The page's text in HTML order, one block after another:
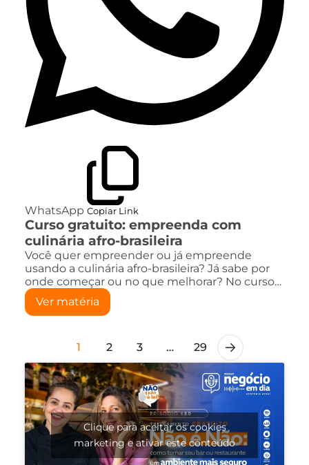
WhatsApp Copiar Link
Curso gratuito: empreenda com
culinária afro-brasileira
Você quer empreender ou já empreende
usando a culinária afro-brasileira? Já sabe por
onde começar ou no que melhorar? No curso…
Ver matéria
1 2 3 … 29
Clique para aceitar os cookies
marketing e ativar este conteúdo